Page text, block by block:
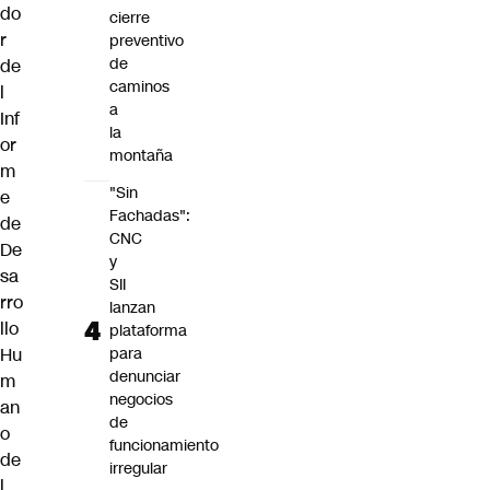
do
r
de
l
Inf
or
m
e
de
De
sa
rro
llo
Hu
m
an
o
de
cierre
preventivo
de
caminos
a
la
montaña
"Sin
Fachadas":
CNC
y
SII
lanzan
plataforma
para
denunciar
negocios
de
funcionamiento
irregular